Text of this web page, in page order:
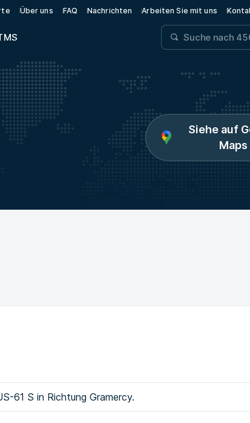
Über uns FAQ Nachrichten Arbeiten Sie mit uns
Siehe auf
Maps
61 S in Richtung Gramercy.